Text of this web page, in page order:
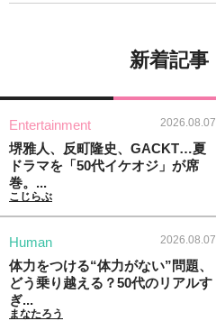
新着記事
Entertainment 2026.08.07
堺雅人、反町隆史、GACKT…夏
ドラマを「50代イケオジ」が席
巻。...
こじらぶ
Human 2026.08.07
体力をつける“体力がない”問題、
どう乗り越える？50代のリアルす
ぎ...
まなたろう